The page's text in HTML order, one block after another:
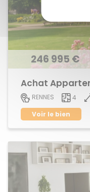
246 995 €
RENNES 4
Voir le bien